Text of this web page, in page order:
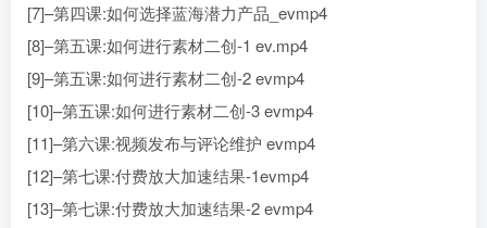
[7]–第四课:如何选择蓝海潜力产品_evmp4
[8]–第五课:如何进行素材二创-1 ev.mp4
[9]–第五课:如何进行素材二创-2 evmp4
[10]–第五课:如何进行素材二创-3 evmp4
[11]–第六课:视频发布与评论维护 evmp4
[12]–第七课:付费放大加速结果-1evmp4
[13]–第七课:付费放大加速结果-2 evmp4